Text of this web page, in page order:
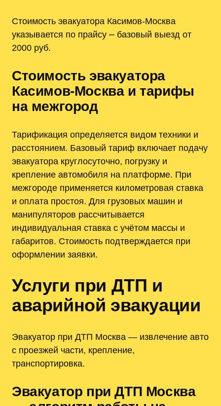
Стоимость эвакуатора Касимов-Москва
указывается по прайсу ⎼ базовый выезд от
2000 руб.
Стоимость эвакуатора
Касимов-Москва и тарифы
на межгород
Тарификация определяется видом техники и
расстоянием. Базовый тариф включает подачу
эвакуатора круглосуточно, погрузку и
крепление автомобиля на платформе. При
межгороде применяется километровая ставка
и оплата простоя. Для грузовых машин и
манипуляторов рассчитывается
индивидуальная ставка с учётом массы и
габаритов. Стоимость подтверждается при
оформлении заявки.
Услуги при ДТП и
аварийной эвакуации
Эвакуатор при ДТП Москва — извлечение авто
с проезжей части, крепление,
транспортировка.
Эвакуатор при ДТП Москва